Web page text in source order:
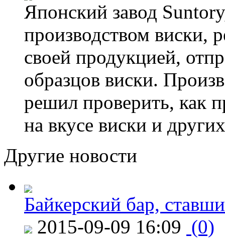
Японский завод
производством виски,
своей продукцией,
образцов виски.
решил проверить, как
на вкусе виски и
Другие новости
Байкерский бар,
2015-09-09 16:09 (0)